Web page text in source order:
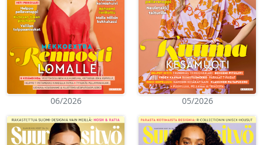
06/2026 05/2026